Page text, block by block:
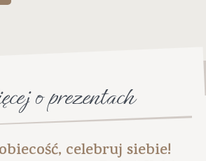
o prezentach
celebruj siebie!